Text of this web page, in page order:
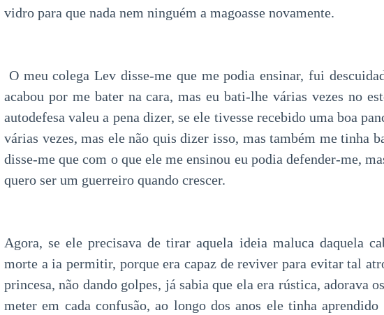
vidro para que nada nem ninguém a magoasse novamente.
O meu colega Lev disse-me que me podia ensinar, fui
acabou por me bater na cara, mas eu bati-lhe várias vezes no
autodefesa valeu a pena dizer, se ele tivesse recebido uma boa
várias vezes, mas ele não quis dizer isso, mas também me tinha
disse-me que com o que ele me ensinou eu podia defender-me,
quero ser um guerreiro quando crescer.
Agora, se ele precisava de tirar aquela ideia maluca daquela
morte a ia permitir, porque era capaz de reviver para evitar tal
princesa, não dando golpes, já sabia que ela era rústica, adorava
meter em cada confusão, ao longo dos anos ele tinha